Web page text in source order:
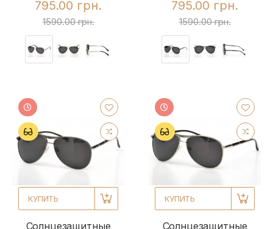
795.00 грн.
1590.00 грн.
795.00 грн.
1590.00 грн.
КУПИТЬ
Солнцезащитные
КУПИТЬ
Солнцезащитные